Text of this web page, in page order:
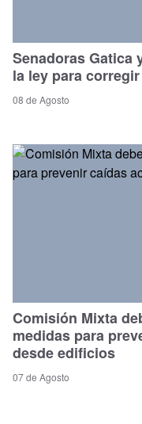
Senadoras Gatica
la ley para
08 de Agosto
Comisión Mixta
medidas para
desde edificios
07 de Agosto